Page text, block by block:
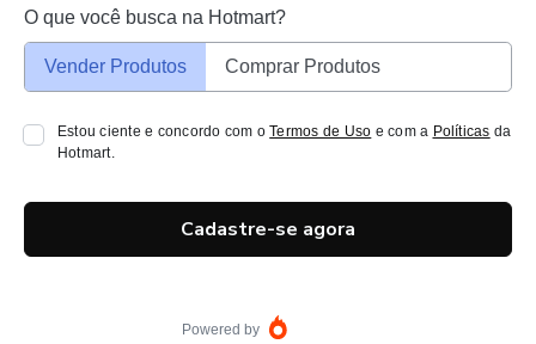
O que você busca na Hotmart?
Vender Produtos Comprar Produtos
Estou ciente e concordo com oTermos de Uso e com a Políticas da
Hotmart.
Cadastre-se agora
Powered by